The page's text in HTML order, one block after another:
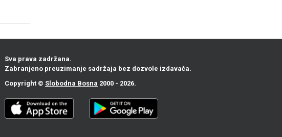
Sva prava zadržana.
Zabranjeno preuzimanje sadržaja bez dozvole izdavača.
Copyright © Slobodna Bosna 2000 - 2026.